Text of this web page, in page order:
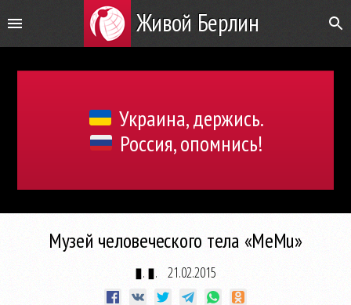
Живой Берлин
Украина, держись.
Россия, опомнись!
Музей человеческого тела «MeMu»
▮. ▮. 21.02.2015